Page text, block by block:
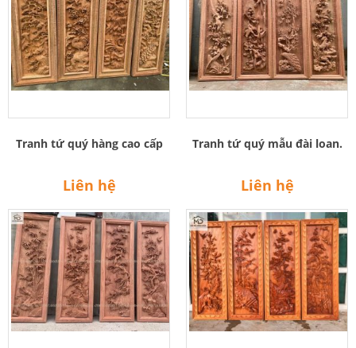
Tranh tứ quý hàng cao cấp
Liên hệ
Tranh tứ quý mẫu đài loan.
Liên hệ